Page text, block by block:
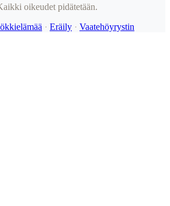
oikeudet pidätetään.
· Eräily · Vaatehöyrystin